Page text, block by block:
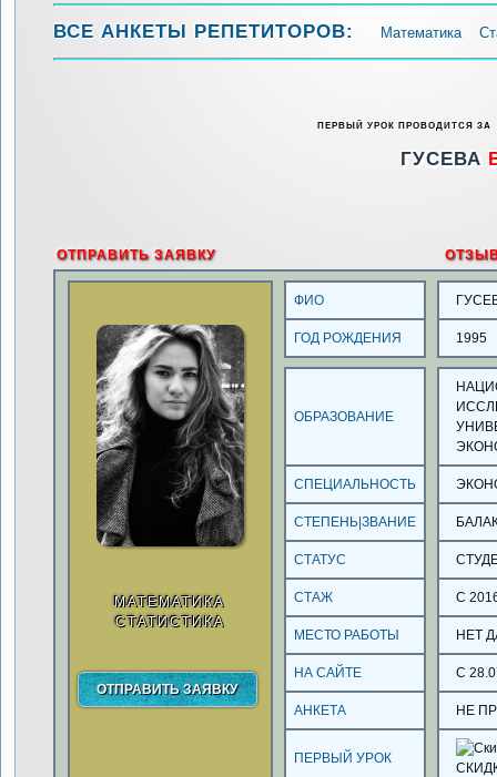
ВСЕ АНКЕТЫ РЕПЕТИТОРОВ: Математика
ПЕРВЫЙ УРОК ПРОВОДИТСЯ ЗА
ГУСЕВА
ОТПРАВИТЬ ЗАЯВКУ
МАТЕМАТИКА
СТАТИСТИКА
ФИО
ГОД РОЖДЕНИЯ 1995
ОБРАЗОВАНИЕ
СПЕЦИАЛЬНОСТЬ
СТЕПЕНЬ|ЗВАНИЕ
СТАТУС
СТАЖ С
МЕСТО РАБОТЫ НЕТ
НА САЙТЕ С
АНКЕТА НЕ
ПЕРВЫЙ УРОК